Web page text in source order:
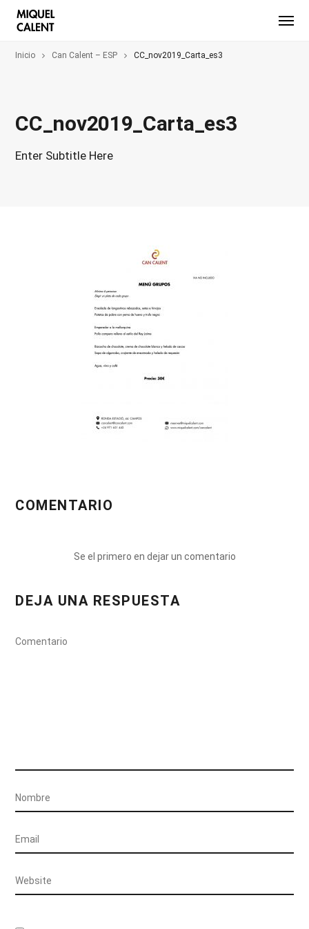
Inicio Can Calent – ESP CC_nov2019_Carta_es3
CC_nov2019_Carta_es3
Enter Subtitle Here
COMENTARIO
Se el primero en dejar un comentario
DEJA UNA RESPUESTA